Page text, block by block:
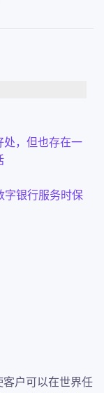
处，但也存在一
字银行服务时保
户可以在世界任